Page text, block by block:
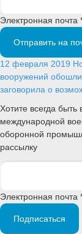
Электронная почта
Отправить на
12 февраля 2019
вооружений
заговорила о
Хотите всегда быть
международной
оборонной
рассылку
Электронная почта
Подписаться